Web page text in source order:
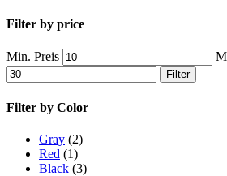
Filter by price
Min. Preis
Filter
Filter by Color
Gray (2)
Red (1)
Black (3)